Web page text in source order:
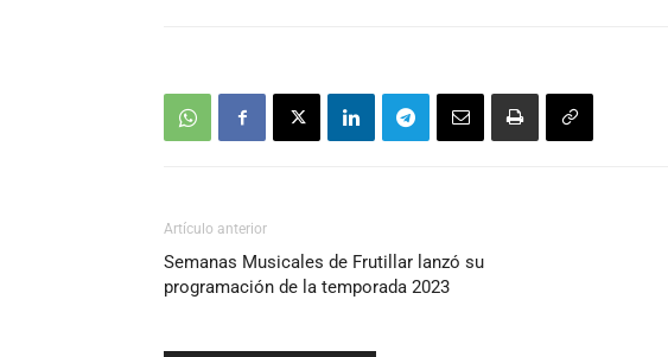
Artículo anterior
Semanas Musicales de Frutillar lanzó su
programación de la temporada 2023